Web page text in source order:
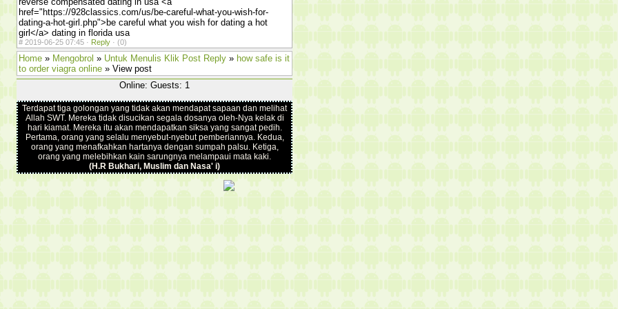
href="https://928classics.com/us/be-careful-what-you-wish-for-
dating-a-hot-girl.php">be careful what you wish for dating a hot
girl</a> dating in florida usa
# 2019-06-25 07:45 · Reply · (0)
Home » Mengobrol » Untuk Menulis Klik Post Reply » how safe is it
to order viagra online » View post
Online: Guests: 1
Terdapat tiga golongan yang tidak akan mendapat sapaan dan melihat
Allah SWT. Mereka tidak disucikan segala dosanya oleh-Nya kelak di
hari kiamat. Mereka itu akan mendapatkan siksa yang sangat pedih.
Pertama, orang yang selalu menyebut-nyebut pemberiannya. Kedua,
orang yang menafkahkan hartanya dengan sumpah palsu. Ketiga,
orang yang melebihkan kain sarungnya melampaui mata kaki.
(H.R Bukhari, Muslim dan Nasa' i)